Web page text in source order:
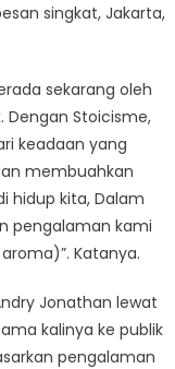
singkat, Jakarta,
sekarang oleh
Stoicisme,
keadaan yang
membuahkan
hidup kita, Dalam
pengalaman kami
Katanya.
Jonathan lewat
kalinya ke publik
pengalaman